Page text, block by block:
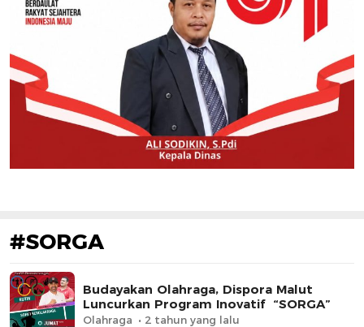
#SORGA
Budayakan Olahraga, Dispora Malut
Luncurkan Program Inovatif “SORGA”
Olahraga 2 tahun yang lalu